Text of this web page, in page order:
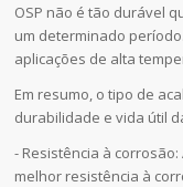
OSP não é tão durável
um determinado
aplicações de alta
Em resumo, o tipo de
durabilidade e vida útil
- Resistência à
melhor resistência à